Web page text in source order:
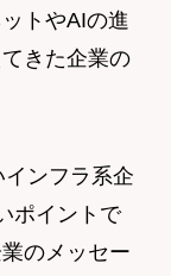
トやAIの進
きた企業の
ンフラ系企
ポイントで
のメッセー